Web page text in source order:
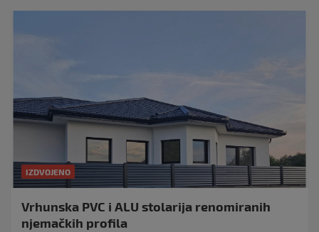
IZDVOJENO
Vrhunska PVC i ALU stolarija renomiranih
njemačkih profila